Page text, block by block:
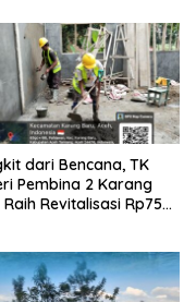
dari Bencana, TK
Pembina 2 Karang
Revitalisasi Rp755